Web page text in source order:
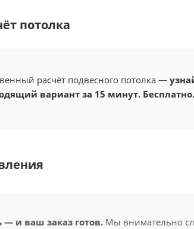
потолка
расчёт подвесного потолка —
вариант за 15 минут. Бесплатно.
— и ваш заказ готов. Мы внимательно